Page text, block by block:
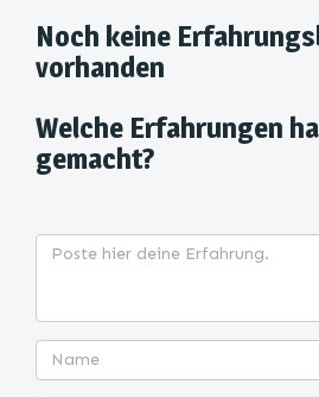
Noch keine
vorhanden
Welche Erfahrungen
gemacht?